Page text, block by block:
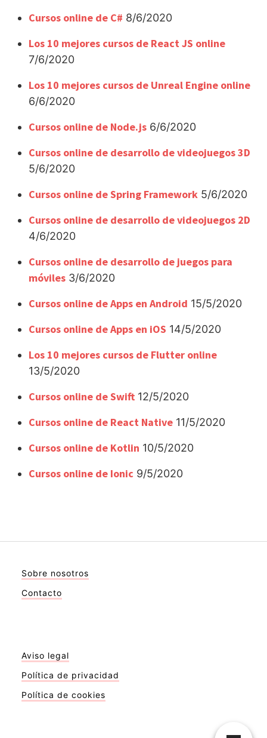
Cursos online de C# 8/6/2020
Los 10 mejores cursos de React JS online
7/6/2020
Los 10 mejores cursos de Unreal Engine online
6/6/2020
Cursos online de Node.js 6/6/2020
Cursos online de desarrollo de videojuegos 3D
5/6/2020
Cursos online de Spring Framework 5/6/2020
Cursos online de desarrollo de videojuegos 2D
4/6/2020
Cursos online de desarrollo de juegos para
móviles 3/6/2020
Cursos online de Apps en Android 15/5/2020
Cursos online de Apps en iOS 14/5/2020
Los 10 mejores cursos de Flutter online
13/5/2020
Cursos online de Swift 12/5/2020
Cursos online de React Native 11/5/2020
Cursos online de Kotlin 10/5/2020
Cursos online de Ionic 9/5/2020
Sobre nosotros
Contacto
Aviso legal
Política de privacidad
Política de cookies